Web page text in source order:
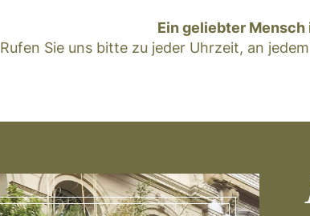
Ein geliebter
Rufen Sie uns bitte zu jeder Uhrzeit, an